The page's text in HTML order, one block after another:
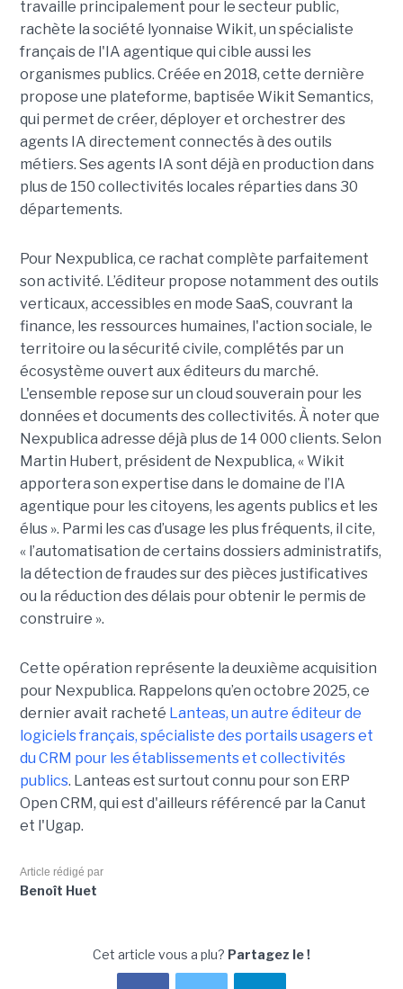
travaille principalement pour le secteur public,
rachète la société lyonnaise Wikit, un spécialiste
français de l'IA agentique qui cible aussi les
organismes publics. Créée en 2018, cette dernière
propose une plateforme, baptisée Wikit Semantics,
qui permet de créer, déployer et orchestrer des
agents IA directement connectés à des outils
métiers. Ses agents IA sont déjà en production dans
plus de 150 collectivités locales réparties dans 30
départements.
Pour Nexpublica, ce rachat complète parfaitement
son activité. L’éditeur propose notamment des outils
verticaux, accessibles en mode SaaS, couvrant la
finance, les ressources humaines, l'action sociale, le
territoire ou la sécurité civile, complétés par un
écosystème ouvert aux éditeurs du marché.
L'ensemble repose sur un cloud souverain pour les
données et documents des collectivités. À noter que
Nexpublica adresse déjà plus de 14 000 clients. Selon
Martin Hubert, président de Nexpublica, « Wikit
apportera son expertise dans le domaine de l’IA
agentique pour les citoyens, les agents publics et les
élus ». Parmi les cas d’usage les plus fréquents, il cite,
« l’automatisation de certains dossiers administratifs,
la détection de fraudes sur des pièces justificatives
ou la réduction des délais pour obtenir le permis de
construire ».
Cette opération représente la deuxième acquisition
pour Nexpublica. Rappelons qu’en octobre 2025, ce
dernier avait racheté Lanteas, un autre éditeur de
logiciels français, spécialiste des portails usagers et
du CRM pour les établissements et collectivités
publics. Lanteas est surtout connu pour son ERP
Open CRM, qui est d'ailleurs référencé par la Canut
et l'Ugap.
Article rédigé par
Benoît Huet
Cet article vous a plu? Partagez le !